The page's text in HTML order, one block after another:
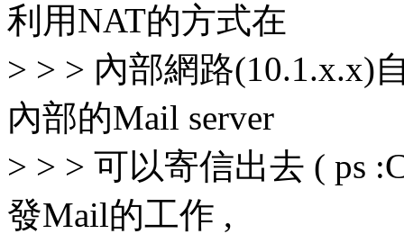
利用NAT的方式在
> > > 內部網路(10.1.x.x)
內部的Mail server
> > > 可以寄信出去 ( ps
發Mail的工作 ,